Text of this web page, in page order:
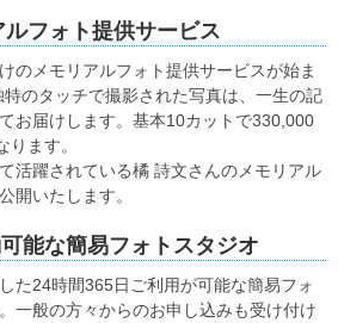
フォト提供サービス
のメモリアルフォト提供サービスが始ま
のタッチで撮影された写真は、一生の記
お届けします。基本10カットで330,000
ます。
活躍されている橘 詩文さんのメモリアル
開いたします。
能な簡易フォトスタジオ
た24時間365日ご利用が可能な簡易フォ
一般の方々からのお申し込みも受け付け